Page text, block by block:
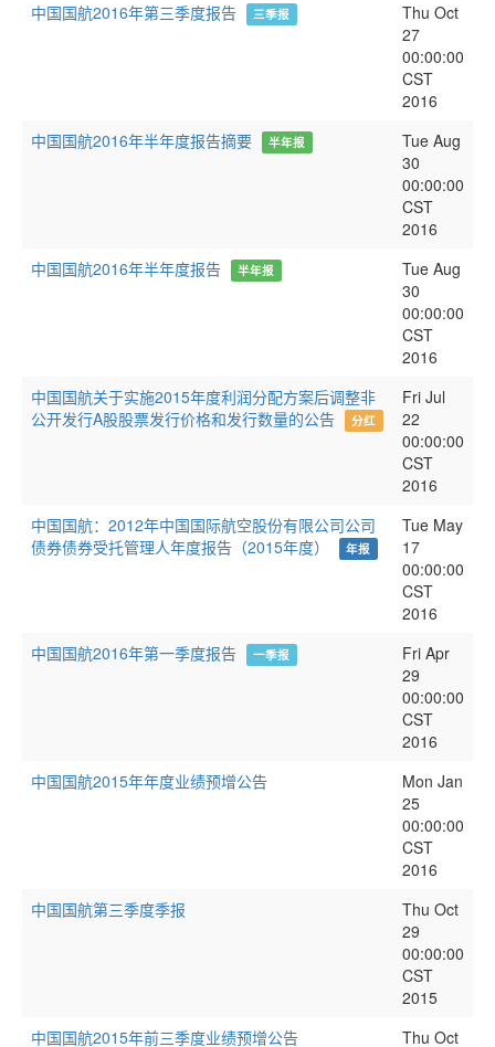
中国国航2016年第三季度报告
三季报
Thu Oct
27
00:00:00
CST
2016
中国国航2016年半年度报告摘要
半年报
Tue Aug
30
00:00:00
CST
2016
中国国航2016年半年度报告
半年报
Tue Aug
30
00:00:00
CST
2016
中国国航关于实施2015年度利润分配方案后调整非
公开发行A股股票发行价格和发行数量的公告
分红
Fri Jul
22
00:00:00
CST
2016
中国国航：2012年中国国际航空股份有限公司公司
债券债券受托管理人年度报告（2015年度）
年报
Tue May
17
00:00:00
CST
2016
中国国航2016年第一季度报告
一季报
Fri Apr
29
00:00:00
CST
2016
中国国航2015年年度业绩预增公告
Mon Jan
25
00:00:00
CST
2016
中国国航第三季度季报
Thu Oct
29
00:00:00
CST
2015
中国国航2015年前三季度业绩预增公告
Thu Oct